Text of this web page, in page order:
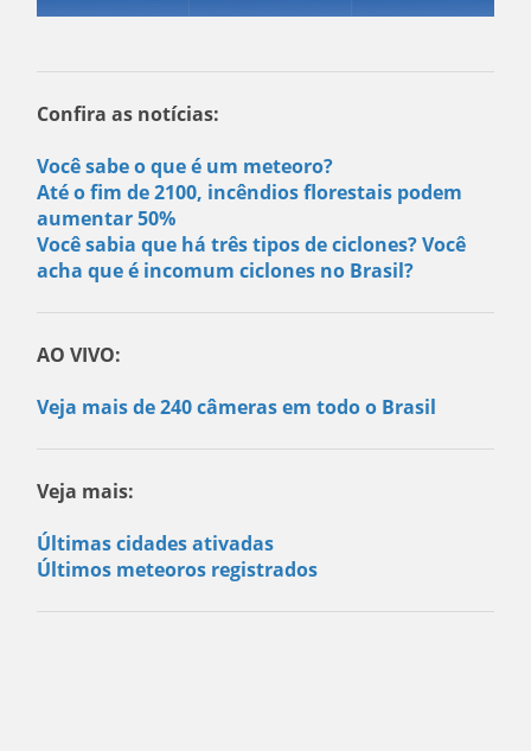
Confira as notícias:
Você sabe o que é um meteoro?
Até o fim de 2100, incêndios florestais podem
aumentar 50%
Você sabia que há três tipos de ciclones? Você
acha que é incomum ciclones no Brasil?
AO VIVO:
Veja mais de 240 câmeras em todo o Brasil
Veja mais:
Últimas cidades ativadas
Últimos meteoros registrados